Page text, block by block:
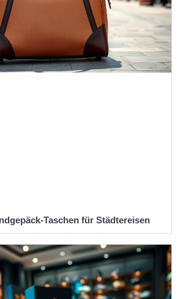
Taschen für Städtereisen